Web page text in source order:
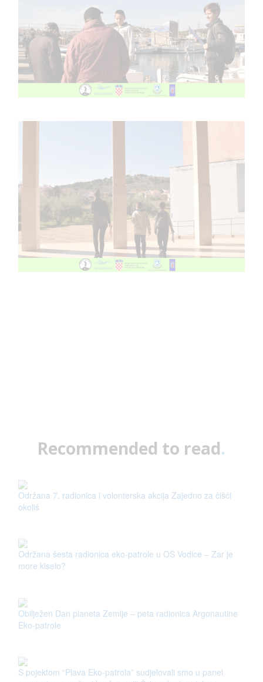
Recommended to read.
Održana 7. radionica i volonterska akcija Zajedno za čišći
okoliš
Održana šesta radionica eko-patrole u OŠ Vodice – Zar je
more kiselo?
Obilježen Dan planeta Zemlje – peta radionica Argonautine
Eko-patrole
S pojektom “Plava Eko-patrola” sudjelovali smo u panel